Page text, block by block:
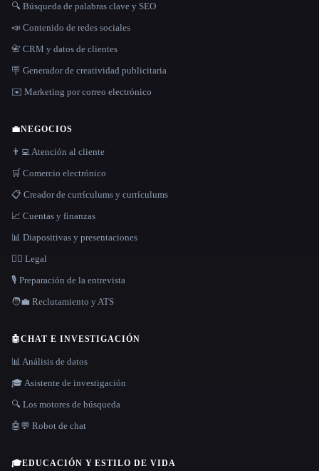
🔍 Búsqueda de palabras clave y SEO
📣 Contenido de redes sociales
📇 CRM y datos de clientes
🪧 Generador de creatividad publicitaria
✉️ Marketing por correo electrónico
💼NEGOCIOS
👨‍💻 Atención al cliente
🛒 Comercio electrónico
📋 Creador de currículums y currículums
📈 Cuentas y finanzas
📊 Diapositivas y presentaciones
👩‍⚖️ Legal
🎙️ Preparación de la entrevista
🧑‍💼 Reclutamiento y ATS
🤖CHAT E INVESTIGACIÓN
📊 Análisis de datos
🎓 Asistente de investigación
🔍 Los motores de búsqueda
🤖💬 Robot de chat
🎓EDUCACIÓN Y ESTILO DE VIDA